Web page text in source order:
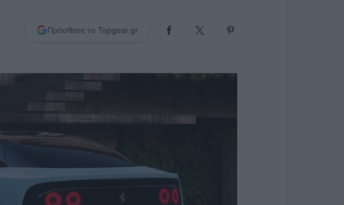
Πρόσθεσε το Topgear.gr